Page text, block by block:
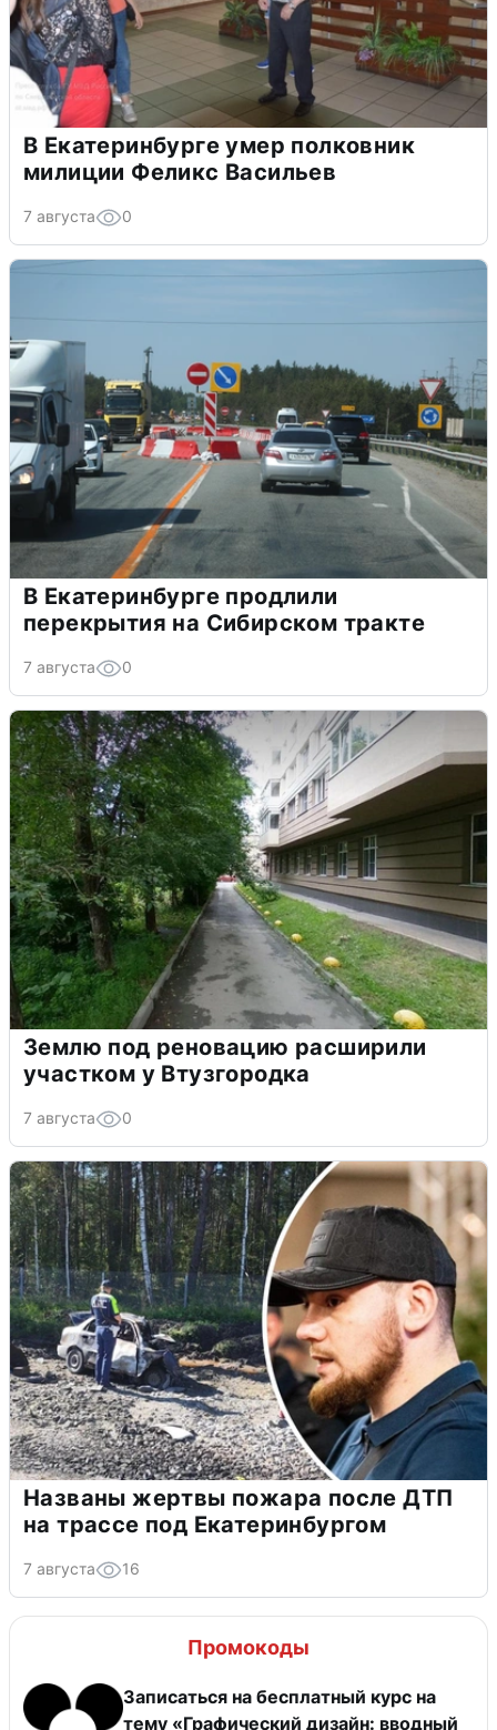
В Екатеринбурге умер полковник
милиции Феликс Васильев
7 августа 0
В Екатеринбурге продлили
перекрытия на Сибирском тракте
7 августа 0
Землю под реновацию расширили
участком у Втузгородка
7 августа 0
Названы жертвы пожара после ДТП
на трассе под Екатеринбургом
7 августа 16
Промокоды
Записаться на бесплатный курс на
тему «Графический дизайн: вводный